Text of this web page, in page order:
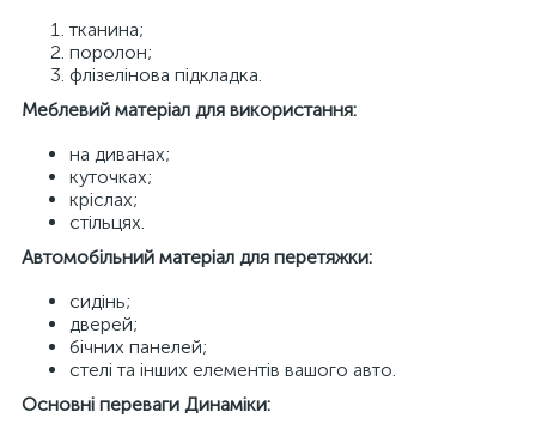
тканина;
поролон;
флізелінова підкладка.
Меблевий матеріал для використання:
на диванах;
куточках;
кріслах;
стільцях.
Автомобільний матеріал для перетяжки:
сидінь;
дверей;
бічних панелей;
стелі та інших елементів вашого авто.
Основні переваги Динаміки: